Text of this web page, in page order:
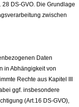
DS-GVO. Die Grundlage
zwischen
Daten
in Abhängigkeit von
Rechte aus Kapitel III
ggf. insbesondere
(Art.16 DS-GVO),